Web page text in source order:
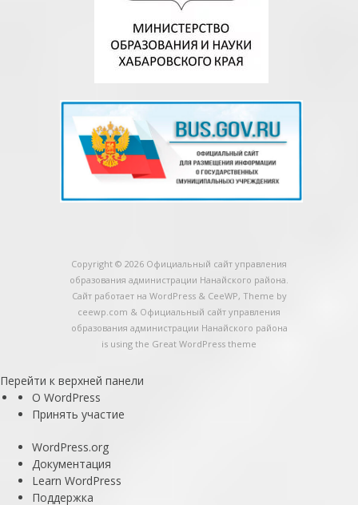
Copyright © 2026 Официальный сайт управления
образования администрации Нанайского района.
Сайт работает на WordPress& CeeWP, Theme by
ceewp.com & Официальный сайт управления
образования администрации Нанайского района
is using the Great WordPress theme
Перейти к верхней панели
О
WordPress
О WordPress
Принять участие
WordPress.org
Документация
Learn WordPress
Поддержка